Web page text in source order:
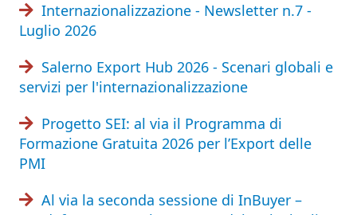
Internazionalizzazione - Newsletter n.7 -
Luglio 2026
Salerno Export Hub 2026 - Scenari globali e
servizi per l'internazionalizzazione
Progetto SEI: al via il Programma di
Formazione Gratuita 2026 per l’Export delle
PMI
Al via la seconda sessione di InBuyer –